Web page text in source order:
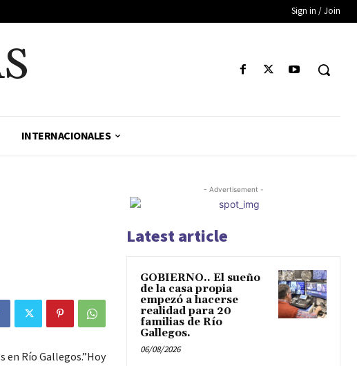
Sign in / Join
INTERNACIONALES
Río Gallegos.”Hoy
- Advertisement -
Latest article
GOBIERNO.. El sueño
de la casa propia
empezó a hacerse
realidad para 20
familias de Río
Gallegos.
06/08/2026